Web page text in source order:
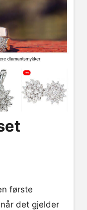
første
det gjelder